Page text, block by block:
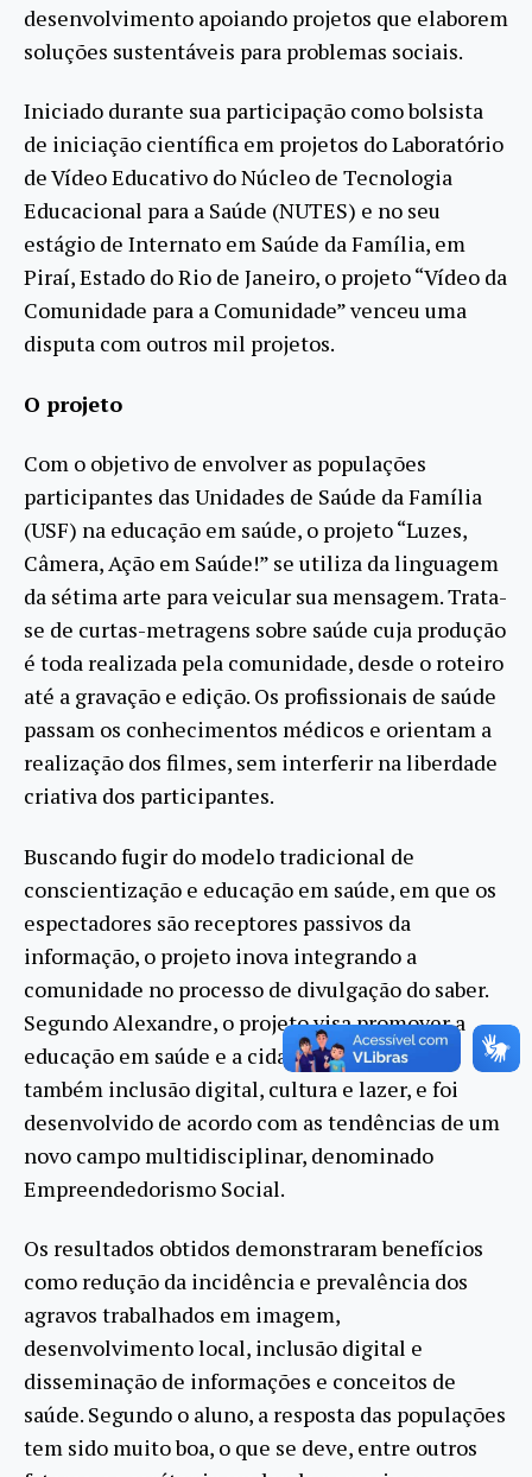
desenvolvimento apoiando projetos que elaborem
soluções sustentáveis para problemas sociais.
Iniciado durante sua participação como bolsista
de iniciação científica em projetos do Laboratório
de Vídeo Educativo do Núcleo de Tecnologia
Educacional para a Saúde (NUTES) e no seu
estágio de Internato em Saúde da Família, em
Piraí, Estado do Rio de Janeiro, o projeto “Vídeo da
Comunidade para a Comunidade” venceu uma
disputa com outros mil projetos.
O projeto
Com o objetivo de envolver as populações
participantes das Unidades de Saúde da Família
(USF) na educação em saúde, o projeto “Luzes,
Câmera, Ação em Saúde!” se utiliza da linguagem
da sétima arte para veicular sua mensagem. Trata-
se de curtas-metragens sobre saúde cuja produção
é toda realizada pela comunidade, desde o roteiro
até a gravação e edição. Os profissionais de saúde
passam os conhecimentos médicos e orientam a
realização dos filmes, sem interferir na liberdade
criativa dos participantes.
Buscando fugir do modelo tradicional de
conscientização e educação em saúde, em que os
espectadores são receptores passivos da
informação, o projeto inova integrando a
comunidade no processo de divulgação do saber.
Segundo Alexandre, o projeto visa promover a
educação em saúde e a cidadania trazendo
também inclusão digital, cultura e lazer, e foi
desenvolvido de acordo com as tendências de um
novo campo multidisciplinar, denominado
Empreendedorismo Social.
Os resultados obtidos demonstraram benefícios
como redução da incidência e prevalência dos
agravos trabalhados em imagem,
desenvolvimento local, inclusão digital e
disseminação de informações e conceitos de
saúde. Segundo o aluno, a resposta das populações
tem sido muito boa, o que se deve, entre outros